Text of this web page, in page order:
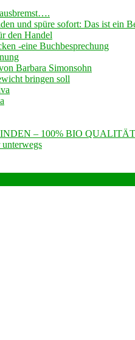
und spüre sofort: Das ist ein
den Handel
-eine Buchbesprechung
Barbara Simonsohn
bringen soll
– 100% BIO